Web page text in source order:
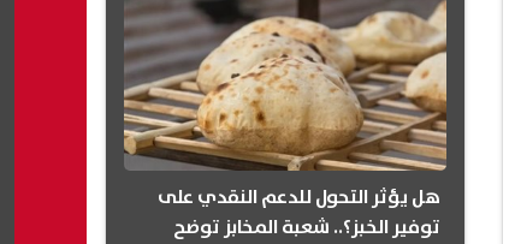
هل يؤثر التحول للدعم النقدي على
توفير الخبز؟.. شعبة المخابز توضح